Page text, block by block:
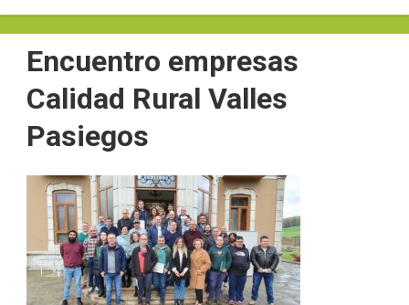
Encuentro empresas
Calidad Rural Valles
Pasiegos